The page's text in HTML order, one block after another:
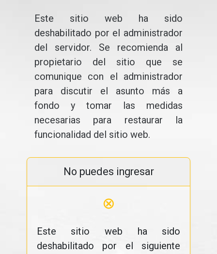
Este sitio web ha sido
deshabilitado por el administrador
del servidor. Se recomienda al
propietario del sitio que se
comunique con el administrador
para discutir el asunto más a
fondo y tomar las medidas
necesarias para restaurar la
funcionalidad del sitio web.
No puedes ingresar
⊗
Este sitio web ha sido
deshabilitado por el siguiente